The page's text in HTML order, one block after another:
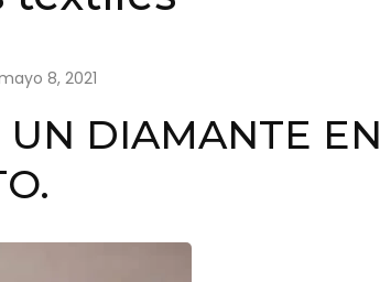
8, 2021
UN DIAMANTE EN